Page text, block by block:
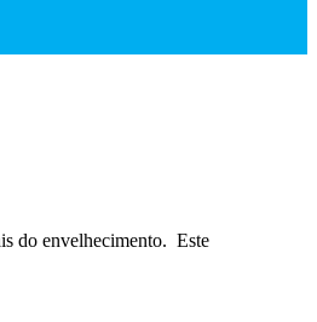
do envelhecimento. Este